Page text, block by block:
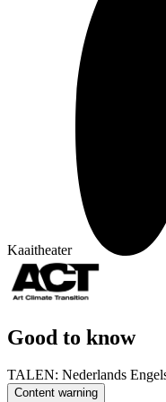
Kaaitheater
Good to know
TALEN: Nederlands
Content warning